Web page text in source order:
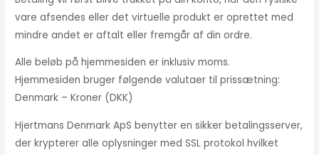
vare afsendes eller det virtuelle produkt er oprettet med
mindre andet er aftalt eller fremgår af din ordre.
Alle beløb på hjemmesiden er inklusiv moms.
Hjemmesiden bruger følgende valutaer til prissætning:
Denmark – Kroner (DKK)
Hjertmans Denmark ApS benytter en sikker betalingsserver,
der krypterer alle oplysninger med SSL protokol hvilket